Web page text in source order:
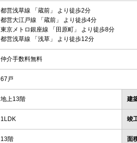
都営浅草線 「 蔵前 」 より徒歩2分
都営大江戸線 「 蔵前 」 より徒歩4分
東京メトロ銀座線 「 田原町 」 より徒歩8分
都営浅草線 「 浅草 」 より徒歩12分
仲介手数料無料
67戸
地上13階 建
1LDK 竣
13階 面